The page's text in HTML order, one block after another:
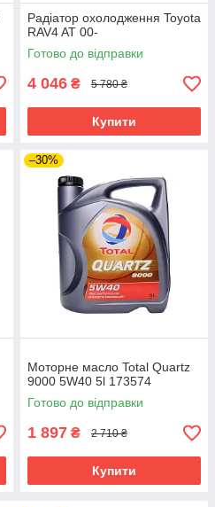
Радіатор охолодження Toyota
RAV4 AT 00-
Готово до відправки
4 046 ₴ 5 780 ₴
Купити
–30%
Моторне масло Total Quartz
9000 5W40 5l 173574
Готово до відправки
1 897 ₴ 2 710 ₴
Купити